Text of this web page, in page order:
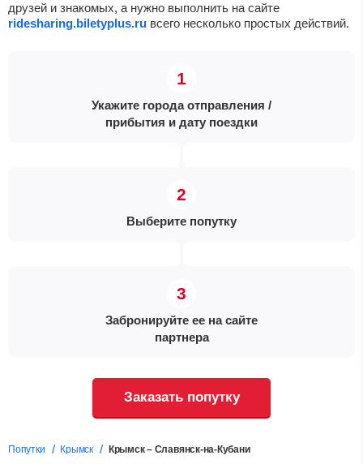
друзей и знакомых, а нужно выполнить на сайте
ridesharing.biletyplus.ru всего несколько простых действий.
Укажите города отправления /
прибытия и дату поездки
Выберите попутку
Забронируйте ее на сайте
партнера
Заказать попутку
Попутки Крымск Крымск – Славянск-на-Кубани